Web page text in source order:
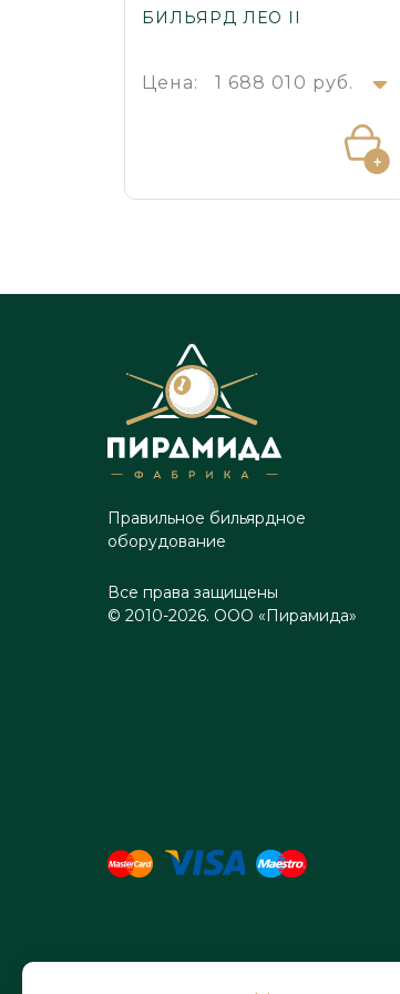
БИЛЬЯРД ЛЕО II
Цена: 1 688 010 руб.
Правильное бильярдное
оборудование
Все права защищены
© 2010-2026. ООО «Пирамида»
Вся информация на сайте